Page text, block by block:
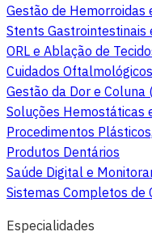
Gestão de Hemorroidas
Stents Gastrointestinais
ORL e Ablação de
Cuidados
Gestão da Dor e Coluna
Soluções Hemostáticas
Procedimentos
Produtos Dentários
Saúde Digital e
Sistemas Completos de
Especialidades